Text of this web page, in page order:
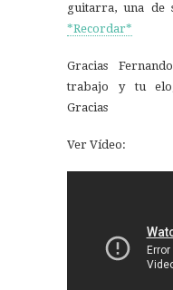
guitarra, una de
*Recordar*
Gracias
trabajo y tu
Gracias
Ver Vídeo: